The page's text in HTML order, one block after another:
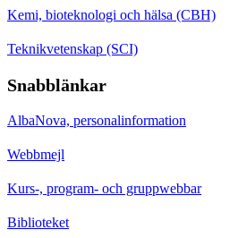
Kemi, bioteknologi och hälsa (CBH)
Teknikvetenskap (SCI)
Snabblänkar
AlbaNova, personalinformation
Webbmejl
Kurs-, program- och gruppwebbar
Biblioteket